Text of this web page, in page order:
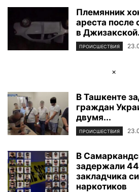
Племянник
ареста после
в
ПРОИСШЕСТВИЯ
×
В Ташкенте
граждан
двумя...
ПРОИСШЕСТВИЯ
В
задержали
закладчика
наркотиков